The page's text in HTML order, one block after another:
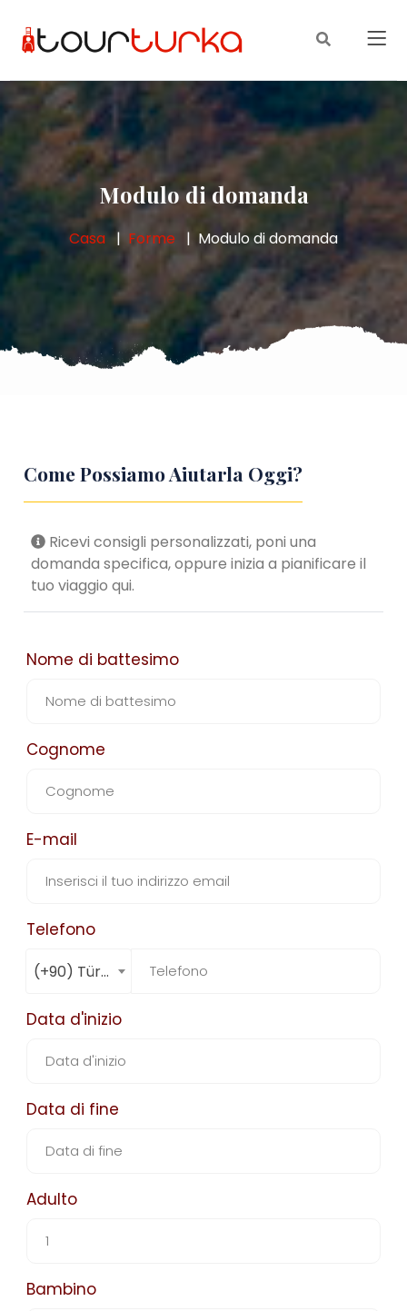
Modulo di domanda
Casa Forme Modulo di domanda
Come Possiamo Aiutarla Oggi?
Ricevi consigli personalizzati, poni una
domanda specifica, oppure inizia a pianificare il
tuo viaggio qui.
Nome di battesimo
Cognome
E-mail
Telefono
(+90) Türkiye
Data d'inizio
Data di fine
Adulto
Bambino